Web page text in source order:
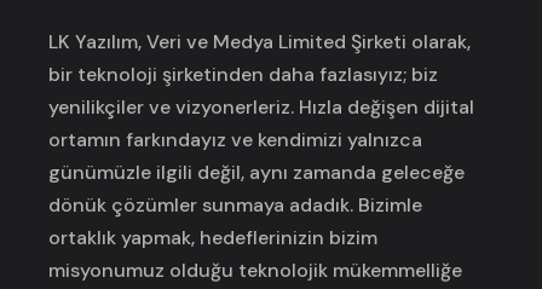
LK Yazılım, Veri ve Medya Limited Şirketi olarak,
bir teknoloji şirketinden daha fazlasıyız; biz
yenilikçiler ve vizyonerleriz. Hızla değişen dijital
ortamın farkındayız ve kendimizi yalnızca
günümüzle ilgili değil, aynı zamanda geleceğe
dönük çözümler sunmaya adadık. Bizimle
ortaklık yapmak, hedeflerinizin bizim
misyonumuz olduğu teknolojik mükemmelliğe